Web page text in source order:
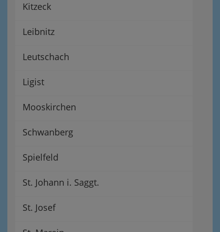
Kitzeck
Leibnitz
Leutschach
Ligist
Mooskirchen
Schwanberg
Spielfeld
St. Johann i. Saggt.
St. Josef